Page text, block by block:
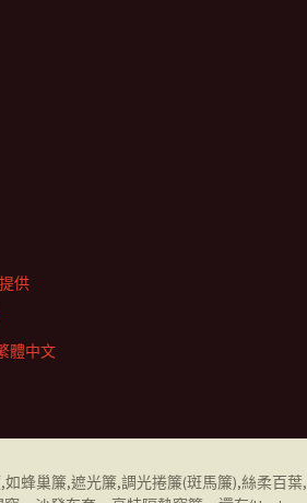
供
體中文
如蜂巢簾,遮光簾,調光捲簾(斑馬簾),絲柔百葉,